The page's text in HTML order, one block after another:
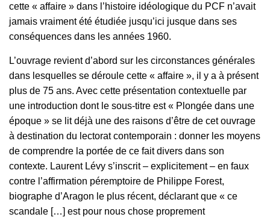
cette « affaire » dans l’histoire idéologique du PCF n’avait
jamais vraiment été étudiée jusqu’ici jusque dans ses
conséquences dans les années 1960.
L’ouvrage revient d’abord sur les circonstances générales
dans lesquelles se déroule cette « affaire », il y a à présent
plus de 75 ans. Avec cette présentation contextuelle par
une introduction dont le sous-titre est « Plongée dans une
époque » se lit déjà une des raisons d’être de cet ouvrage
à destination du lectorat contemporain : donner les moyens
de comprendre la portée de ce fait divers dans son
contexte. Laurent Lévy s’inscrit – explicitement – en faux
contre l’affirmation péremptoire de Philippe Forest,
biographe d’Aragon le plus récent, déclarant que « ce
scandale […] est pour nous chose proprement